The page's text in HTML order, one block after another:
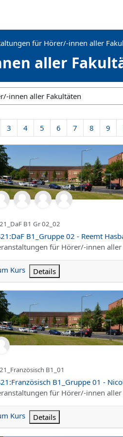
für Hörer/-innen aller
aller
2
3Seite 3
4Seite 4
5Seite 5
6Seite 6
7Seite 7
8Seite 8
9
B1_Gruppe 02 - Reemt
Kursname
B1 Gr 02_02
B1_Gruppe 02 - Reemt
für Hörer/-innen aller
Kurs Details
B1_Gruppe 01 -
KursnameB1_01
B1_Gruppe 01 -
für Hörer/-innen aller
Kurs Details